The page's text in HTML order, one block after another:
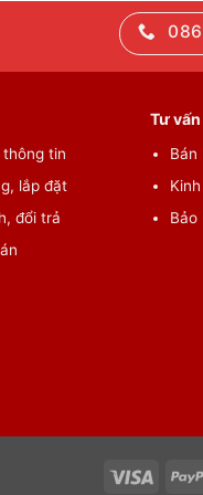
tin
lắp đặt
đổi trả
Tư
Bán
Bảo
Visa